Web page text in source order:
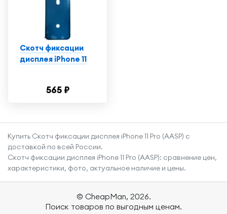
Скотч фиксации
дисплея iPhone 11
565 ₽
Купить Скотч фиксации дисплея iPhone 11 Pro (AASP) с
доставкой по всей России.
Скотч фиксации дисплея iPhone 11 Pro (AASP): сравнение цен,
характеристики, фото, актуальное наличие и цены.
© CheapMan, 2026.
Поиск товаров по выгодным ценам.